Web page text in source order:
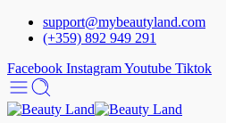
support@mybeautyland.com
(+359) 892 949 291
Facebook InstagramYoutube Tiktok